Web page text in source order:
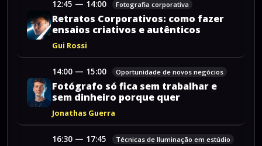
12:45 — 14:00 Fotografia corporativa
Retratos Corporativos: como fazer
ensaios criativos e autênticos
Gui Rossi
14:00 — 15:00 Oportunidade de novos negócios
Fotógrafo só fica sem trabalhar e
sem dinheiro porque quer
Jonathas Guerra
16:30 — 17:45 Técnicas de Iluminação em estúdio